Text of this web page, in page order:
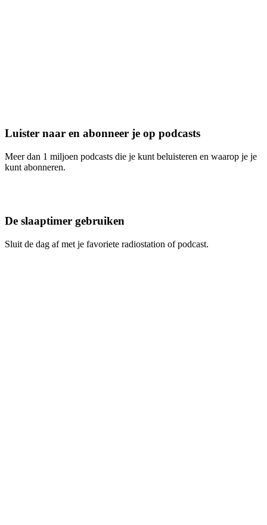
Luister naar en abonneer je op podcasts
Meer dan 1 miljoen podcasts die je kunt beluisteren en waarop je je
kunt abonneren.
De slaaptimer gebruiken
Sluit de dag af met je favoriete radiostation of podcast.